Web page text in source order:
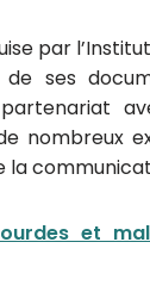
par
ses
nombreux
la
et